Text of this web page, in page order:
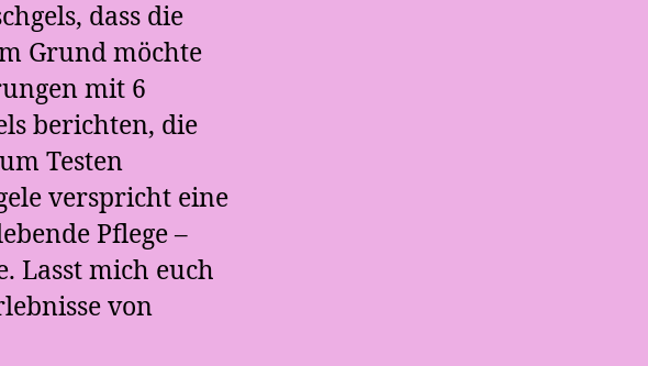
dass die
Grund möchte
mit 6
berichten, die
Testen
verspricht eine
Pflege –
Lasst mich euch
von